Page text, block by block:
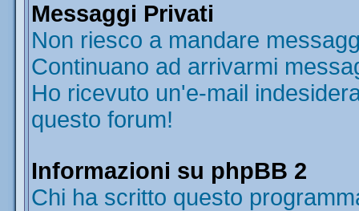
Messaggi Privati
Non riesco a mandare
Continuano ad arrivarmi
Ho ricevuto un'e-mail
questo forum!
Informazioni su phpBB 2
Chi ha scritto questo